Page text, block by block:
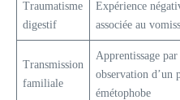
Traumatisme
digestif
Expérience
associée au
Transmission
familiale
Apprentissage par
observation d’un
émétophobe